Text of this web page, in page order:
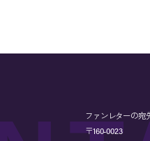
ファンレターの宛
〒160-0023